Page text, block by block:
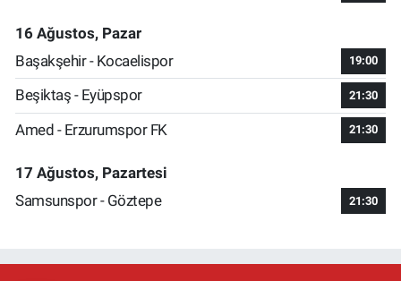
16 Ağustos, Pazar
Başakşehir - Kocaelispor
19:00
Beşiktaş - Eyüpspor 21:30
Amed - Erzurumspor FK 21:30
17 Ağustos, Pazartesi
Samsunspor - Göztepe
21:30